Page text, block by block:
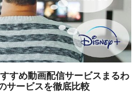
すすめ動画配信サービスまるわ
サービスを徹底比較